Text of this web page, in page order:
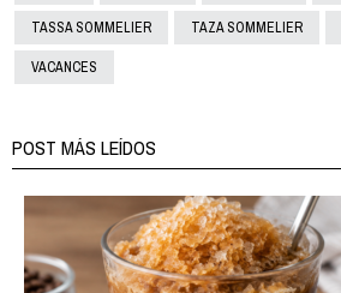
TASSA SOMMELIER TAZA SOMMELIER
VACANCES
POST MÁS LEÍDOS